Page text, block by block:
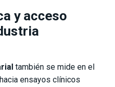
y acceso
también se mide en el
ensayos clínicos